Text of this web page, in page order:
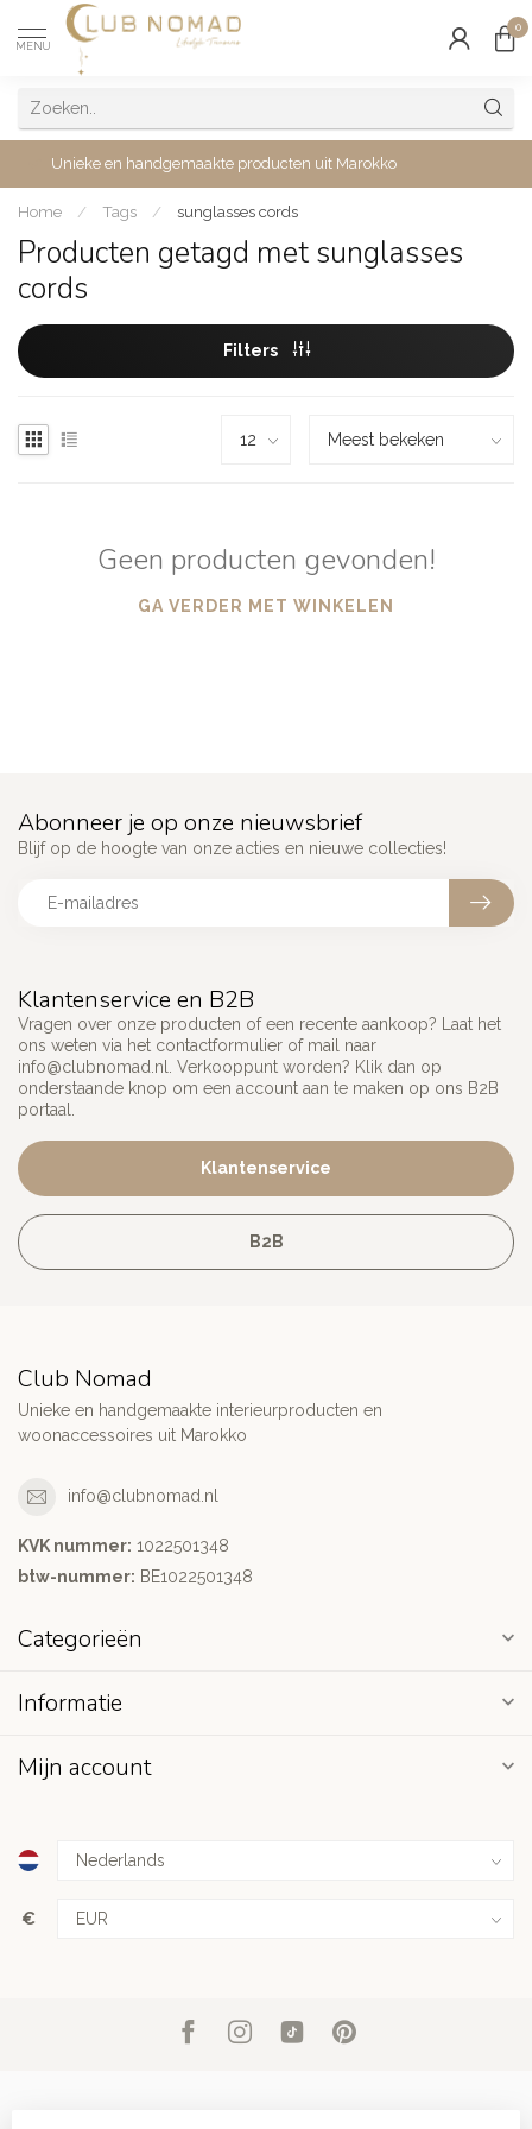
MENU
0
Unieke en handgemaakte producten uit Marokko
Home / Tags / sunglasses cords
Producten getagd met sunglasses
cords
Filters
Geen producten gevonden!
GA VERDER MET WINKELEN
Klantenservice en B2B
Vragen over onze producten of een recente aankoop? Laat het
ons weten via het contactformulier of mail naar
info@clubnomad.nl
. Verkooppunt worden? Klik dan op
onderstaande knop om een account aan te maken op ons B2B
portaal.
Klantenservice
B2B
Abonneer je op onze nieuwsbrief
Blijf op de hoogte van onze acties en nieuwe collecties!
Club Nomad
Unieke en handgemaakte interieurproducten en
woonaccessoires uit Marokko
info@clubnomad.nl
KVK nummer: 1022501348
btw-nummer: BE1022501348
Categorieën
Informatie
Mijn account
€